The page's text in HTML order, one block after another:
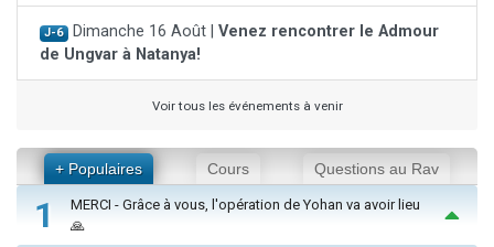
J-6 Dimanche 16 Août | Venez rencontrer le Admour
de Ungvar à Natanya!
Voir tous les événements à venir
+ Populaires Cours Questions au Rav
1
MERCI - Grâce à vous, l'opération de Yohan va avoir lieu
🙏